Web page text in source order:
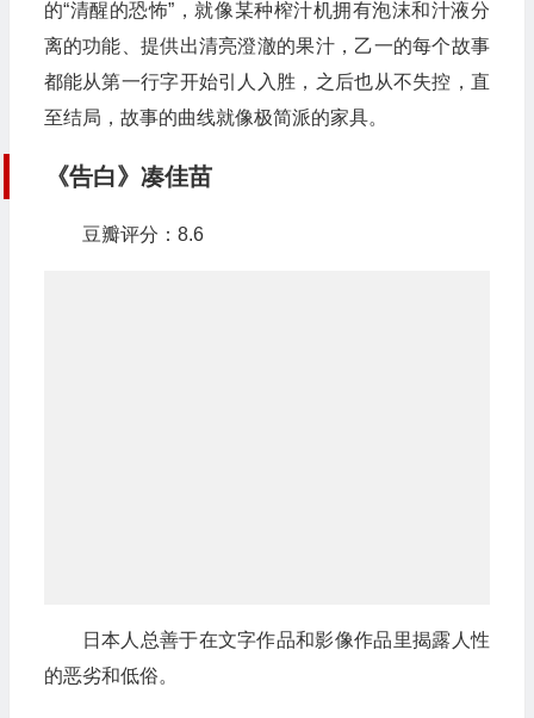
的“清醒的恐怖”，就像某种榨汁机拥有泡沫和汁液分
离的功能、提供出清亮澄澈的果汁，乙一的每个故事
都能从第一行字开始引人入胜，之后也从不失控，直
至结局，故事的曲线就像极简派的家具。
《告白》凑佳苗
豆瓣评分：8.6
日本人总善于在文字作品和影像作品里揭露人性
的恶劣和低俗。